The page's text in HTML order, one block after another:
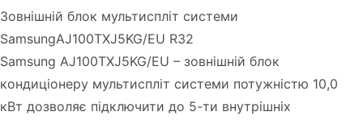
Зовнішній блок мультиспліт системи
SamsungAJ100TXJ5KG/EU R32
Samsung AJ100TXJ5KG/EU – зовнішній блок
кондиціонеру мультиспліт системи потужністю 10,0
кВт дозволяє підключити до 5-ти внутрішніх